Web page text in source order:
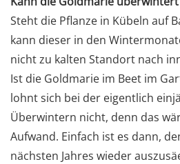
Steht die Pflanze in Kübeln auf
kann dieser in den
nicht zu kalten Standort nach
Ist die Goldmarie im Beet im
lohnt sich bei der eigentlich
Überwintern nicht, denn das
Aufwand. Einfach ist es dann,
nächsten Jahres wieder